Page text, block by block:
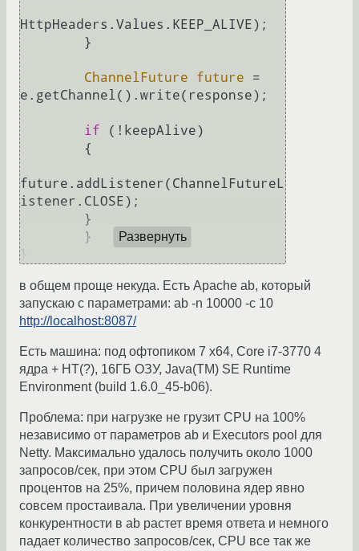
HttpHeaders.Values.KEEP_ALIVE);
ChannelFuture future
=
e.getChannel().write(response);
if (!keepAlive)
future.addListener(ChannelFutureL
istener.CLOSE);
Развернуть
в общем проще некуда. Есть Apache ab, который
запускаю с параметрами: ab -n 10000 -c 10
http://localhost:8087/
Есть машина: под офтопиком 7 x64, Core i7-3770 4
ядра + HT(?), 16ГБ ОЗУ, Java(TM) SE Runtime
Environment (build 1.6.0_45-b06).
Проблема: при нагрузке не грузит CPU на 100%
независимо от параметров ab и Executors pool для
Netty. Максимально удалось получить около 1000
запросов/сек, при этом CPU был загружен
процентов на 25%, причем половина ядер явно
совсем простаивала. При увеличении уровня
конкурентности в ab растет время ответа и немного
падает количество запросов/сек, CPU все так же